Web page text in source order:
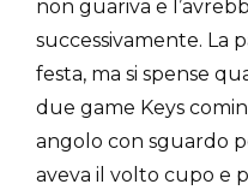
non guariva e
successivamente. La
festa, ma si spense
due game Keys
angolo con sguardo
aveva il volto cupo e